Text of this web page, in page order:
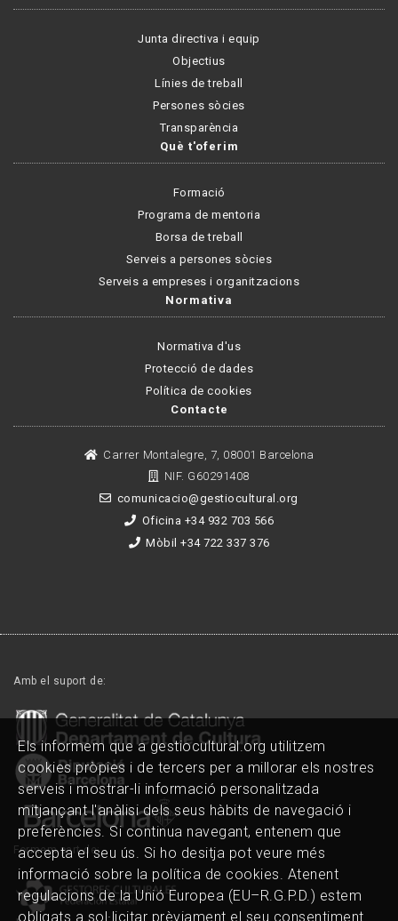
Junta directiva i equip
Objectius
Línies de treball
Persones sòcies
Transparència
Què t'oferim
Formació
Programa de mentoria
Borsa de treball
Serveis a persones sòcies
Serveis a empreses i organitzacions
Normativa
Normativa d'us
Protecció de dades
Política de cookies
Contacte
Carrer Montalegre, 7, 08001 Barcelona
NIF. G60291408
comunicacio@gestiocultural.org
Oficina +34 932 703 566
Mòbil +34 722 337 376
Amb el suport de:
Formem part de:
Els informem que a gestiocultural.org utilitzem
cookies pròpies i de tercers per a millorar els nostres
serveis i mostrar-li informació personalitzada
mitjançant l'anàlisi dels seus hàbits de navegació i
preferències. Si continua navegant, entenem que
accepta el seu ús. Si ho desitja pot veure més
informació sobre la política de cookies. Atenent
regulacions de la Unió Europea (EU–R.G.P.D.) estem
obligats a sol·licitar prèviament el seu consentiment